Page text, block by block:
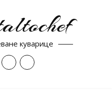
куварице